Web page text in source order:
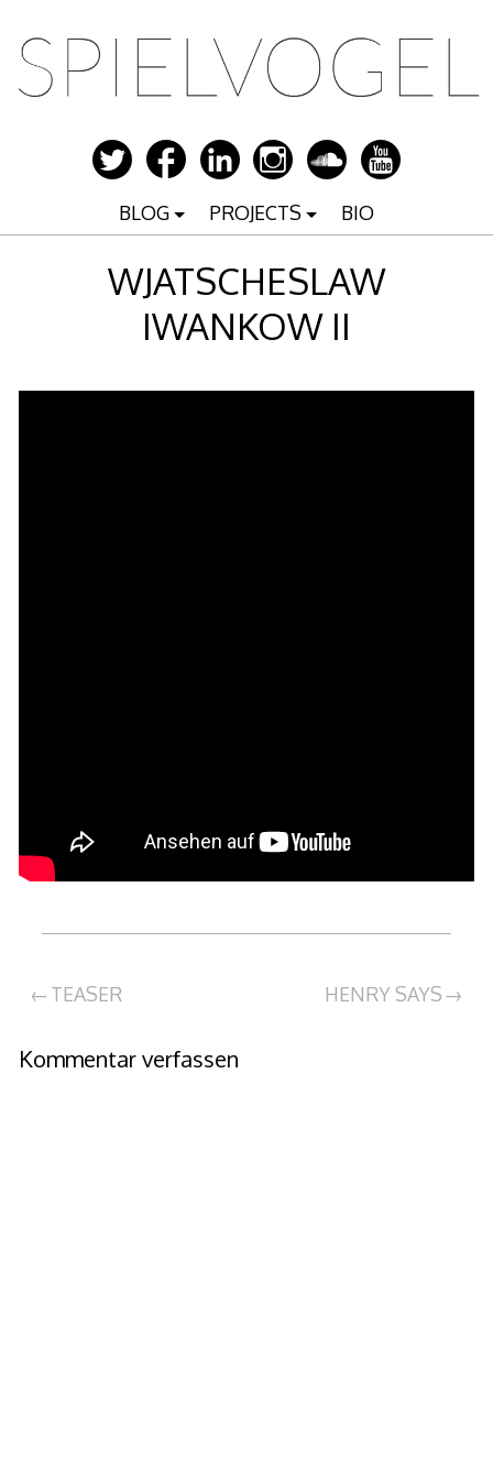
Inhalt
springen
BLOG PROJECTS BIO
WJATSCHESLAW
IWANKOW II
Beitragsnavigation
TEASER HENRY SAYS
Kommentar verfassen